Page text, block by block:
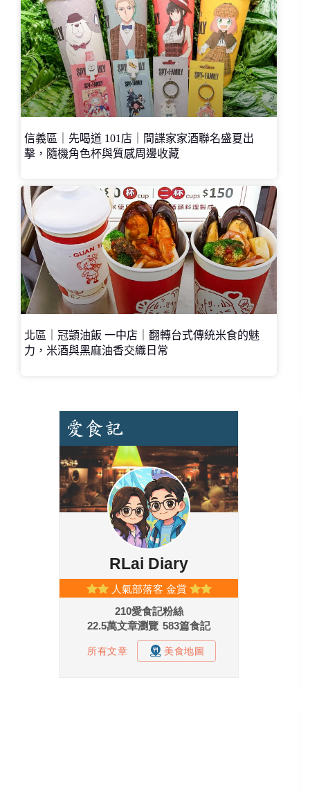
信義區｜先喝道 101店｜間諜家家酒聯名盛夏出
擊，隨機角色杯與質感周邊收藏
北區｜冠顗油飯 一中店｜翻轉台式傳統米食的魅
力，米酒與黑麻油香交織日常